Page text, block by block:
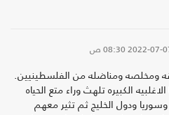
08:30 ص
ومخلصه ومناضله من الفلسطينيين.
الكبيره تلهث وراء متع الحياه
ودول الخليج ثم تثير معهم